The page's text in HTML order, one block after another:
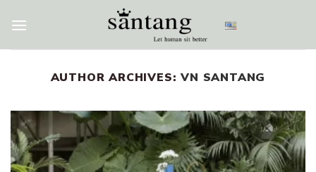
AUTHOR ARCHIVES:VN SANTANG